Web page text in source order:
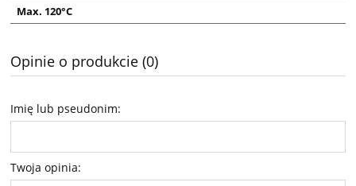
Max. 120°C
Opinie o produkcie (0)
Imię lub pseudonim:
Twoja opinia: